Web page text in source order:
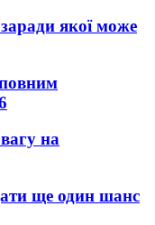
якої може
на
ще один шанс